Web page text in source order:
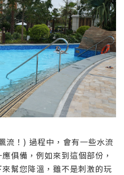
流！) 過程中，會有一些水流
俱備，例如來到這個部份，
幫您降溫，雖不是刺激的玩